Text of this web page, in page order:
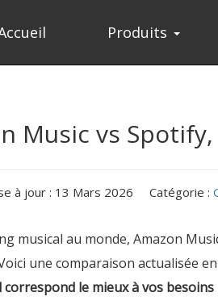
Produits
Music vs
à jour : 13 Mars 2026 Catégorie :
musical au monde, Amazon
une comparaison actualisée
le mieux à vos besoins